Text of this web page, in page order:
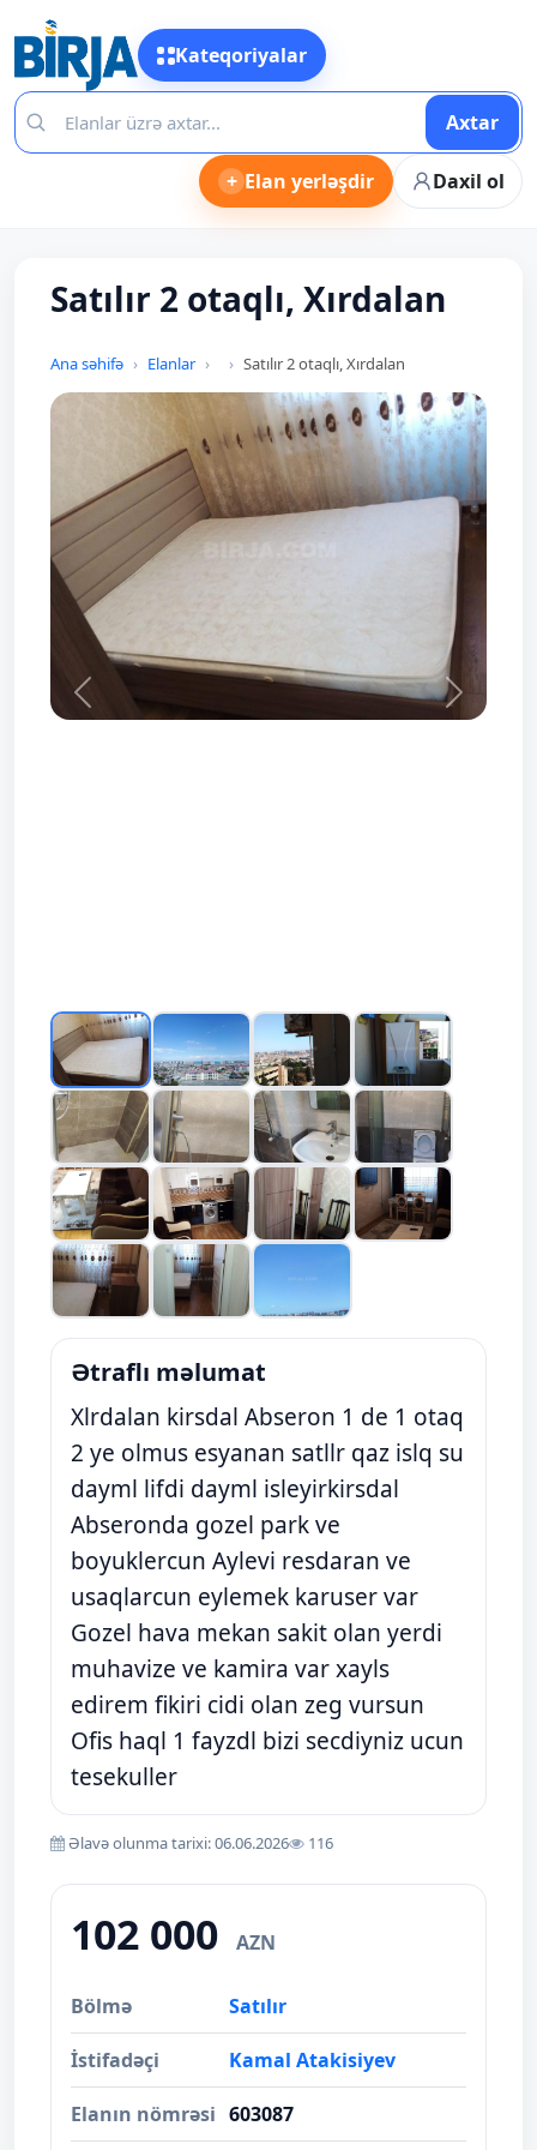
Kateqoriyalar
Axtar
+ Elan yerləşdir Daxil ol
Satılır 2 otaqlı, Xırdalan
Ana səhifə Elanlar Satılır 2 otaqlı, Xırdalan
Prev Next
Ətraflı məlumat
Xlrdalan kirsdal Abseron 1 de 1 otaq
2 ye olmus esyanan satllr qaz islq su
dayml lifdi dayml isleyirkirsdal
Abseronda gozel park ve
boyuklercun Aylevi resdaran ve
usaqlarcun eylemek karuser var
Gozel hava mekan sakit olan yerdi
muhavize ve kamira var xayls
edirem fikiri cidi olan zeg vursun
Ofis haql 1 fayzdl bizi secdiyniz ucun
tesekuller
Əlavə olunma tarixi: 06.06.2026 116
102 000 AZN
Bölmə Satılır
İstifadəçi Kamal Atakisiyev
Elanın nömrəsi 603087